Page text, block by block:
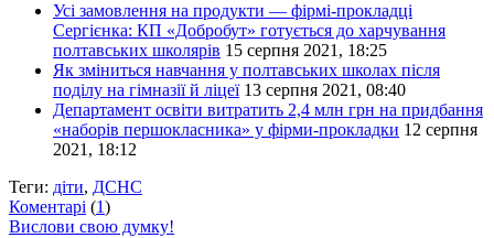
Усі замовлення на продукти — фірмі-прокладці
Сергієнка: КП «Добробут» готується до харчування
полтавських школярів 15 серпня 2021, 18:25
Як зміниться навчання у полтавських школах після
поділу на гімназії й ліцеї 13 серпня 2021, 08:40
Департамент освіти витратить 2,4 млн грн на придбання
«наборів першокласника» у фірми-прокладки 12 серпня
2021, 18:12
Теги: діти, ДСНС
Коментарі (1)
Вислови свою думку!